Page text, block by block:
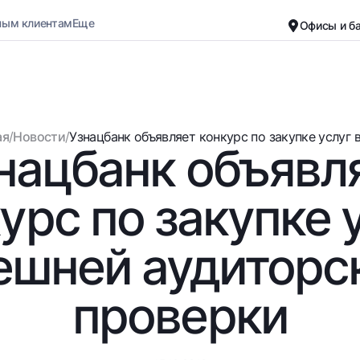
Вклады
Для всех
До востребования
Евро
Возможно все
До востребования USD
Для всех USD
Золотой депозит
Карты
Бесплатные
Премиальные
UzCard/HUMO
Visa
Visa FIFA
Mastercard
клиентамЕще Офисы и
Черно-белая версия
Включить озвучивание
/Новости/Узнацбанк объявляет конкурс по закупке услуг
по закупке
проверки